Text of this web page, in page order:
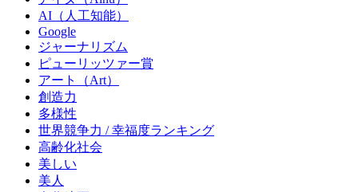
AI（人工知能）
Google
ジャーナリズム
ピューリッツァー賞
アート（Art）
創造力
多様性
世界競争力 / 幸福度ランキング
高齢化社会
美しい
美人